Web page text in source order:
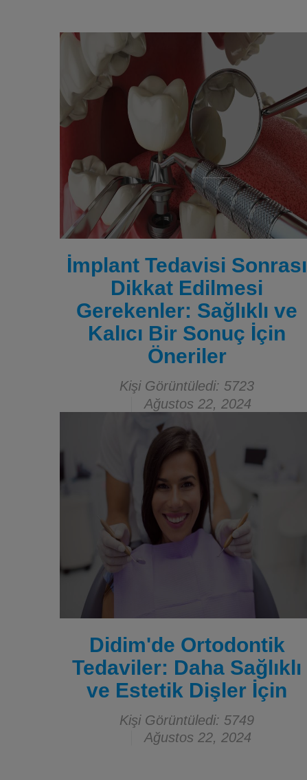
İmplant Tedavisi Sonrası
Dikkat Edilmesi
Gerekenler: Sağlıklı ve
Kalıcı Bir Sonuç İçin
Öneriler
Kişi Görüntüledi: 5723
Ağustos 22, 2024
Didim'de Ortodontik
Tedaviler: Daha Sağlıklı
ve Estetik Dişler İçin
Kişi Görüntüledi: 5749
Ağustos 22, 2024